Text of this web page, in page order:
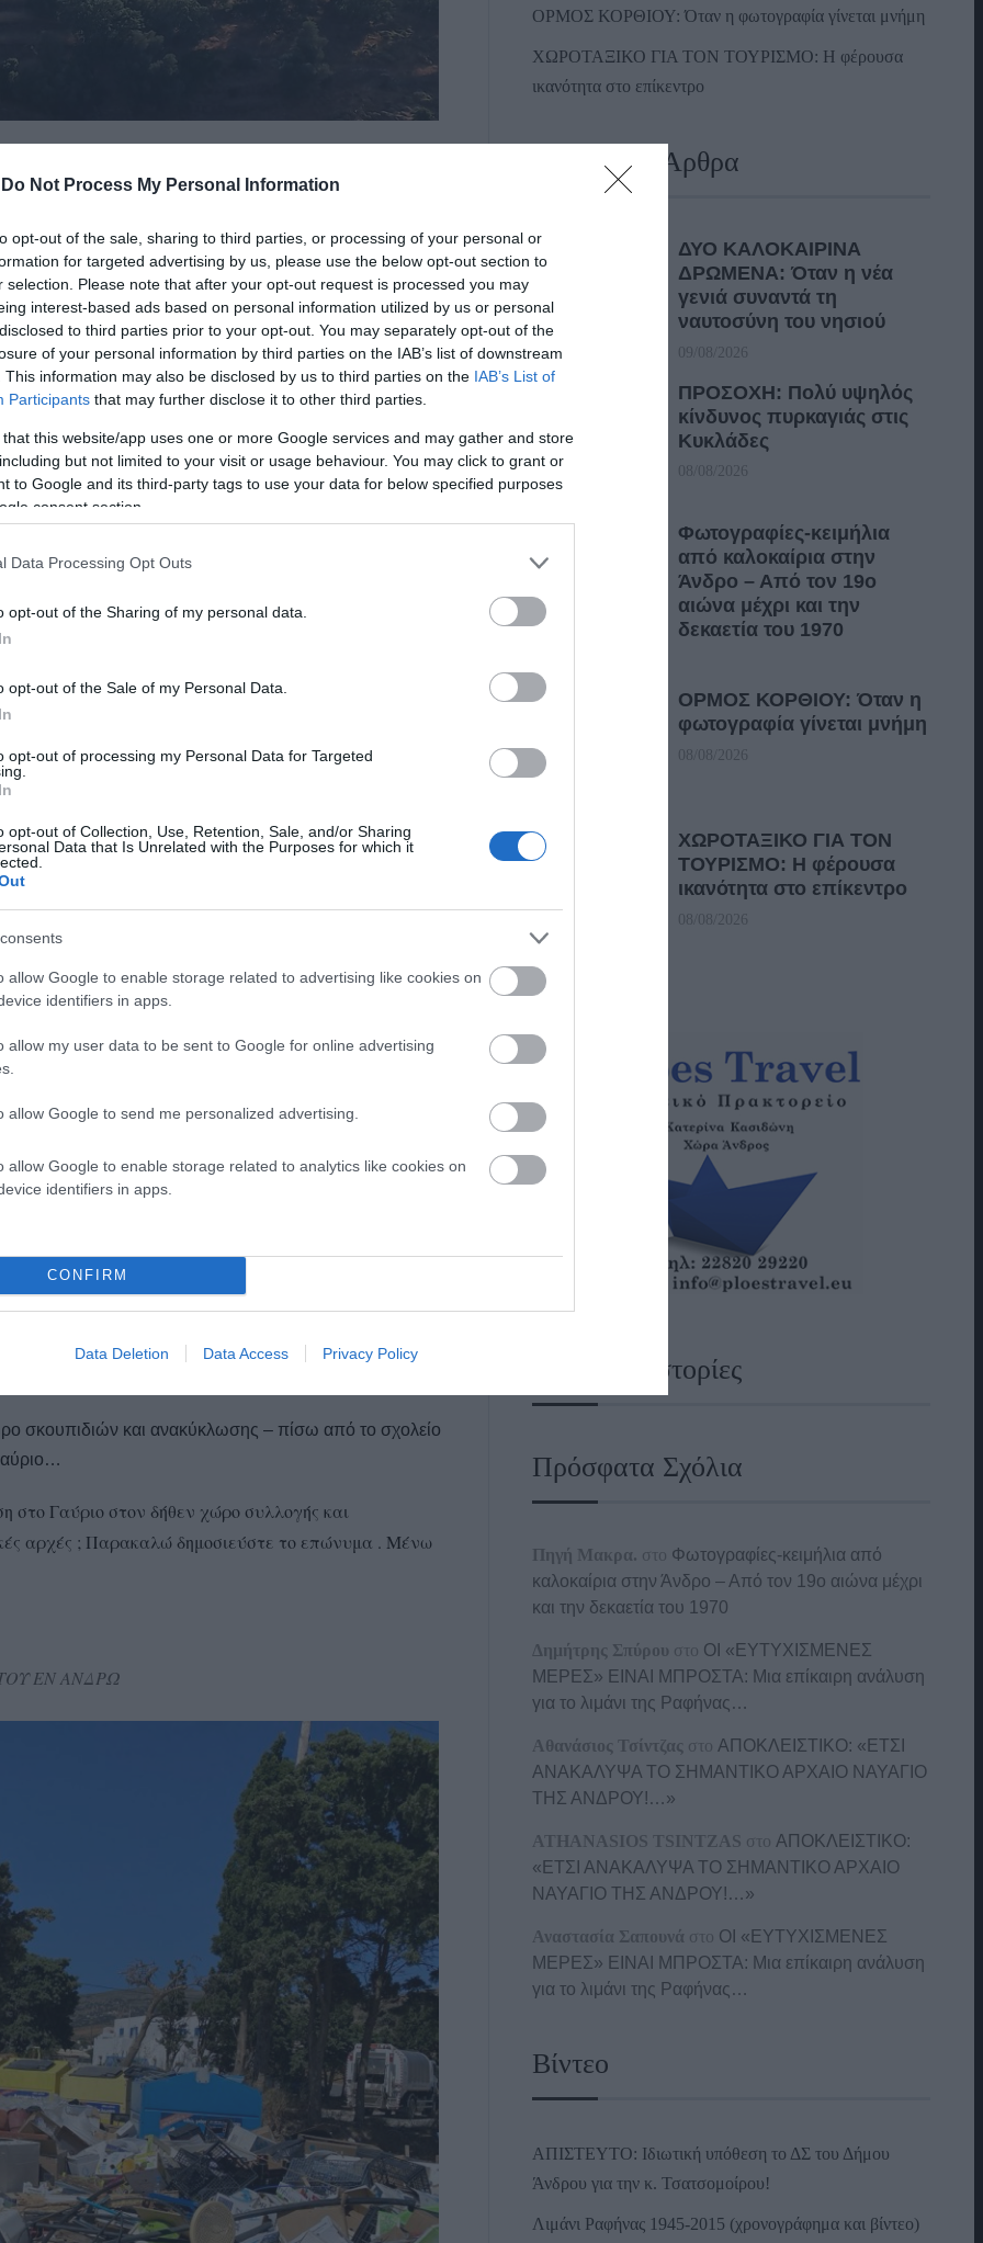
Do Not Process My Personal Information
opt-out of the sale, sharing to third parties, or processing of your personal or
for targeted advertising by us, please use the below opt-out section to
selection. Please note that after your opt-out request is processed you may
interest-based ads based on personal information utilized by us or personal
to third parties prior to your opt-out. You may separately opt-out of the
of your personal information by third parties on the IAB’s list of downstream
This information may also be disclosed by us to third parties on the IAB’s List of
Participants that may further disclose it to other third parties.
that this website/app uses one or more Google services and may gather and store
but not limited to your visit or usage behaviour. You may click to grant or
to Google and its third-party tags to use your data for below specified purposes
consent section.
Data Processing Opt Outs
opt-out of the Sharing of my personal data.
opt-out of the Sale of my Personal Data.
opt-out of processing my Personal Data for Targeted
opt-out of Collection, Use, Retention, Sale, and/or Sharing
Data that Is Unrelated with the Purposes for which it
allow Google to enable storage related to advertising like cookies on
identifiers in apps.
allow my user data to be sent to Google for online advertising
allow Google to send me personalized advertising.
allow Google to enable storage related to analytics like cookies on
identifiers in apps.
CONFIRM
Data Deletion Data Access Privacy Policy
η αναγνώστρια μας το χωριό Σασά στα Πέρα
που δεν φτάνει; Γιατί;
ΝΕΡΟ ΣΤΑ ΣΑΣΑ!!!
Σάσα Άνδρου παίρνω το θάρρος να σας γράψω για
και μερικά χρόνια αντιμετωπίζουμε μεγάλο
το νερό από την πηγή πού βρίσκεται
να πας με τα πόδια με αποτέλεσμα να μένουμε από
φορές παράπονο και εγγράφως στον δήμο και στο
το θέμα μας και να κάνετε ένα ρεπορτάζ-
ΚΑΘΑΡΙΟΤΗΤΑ ΣΤΟ ΓΑΥΡΙΟ!!!
σκουπιδιών και ανακύκλωσης – πίσω από το σχολείο
στο Γαύριο στον δήθεν χώρο συλλογής και
αρχές ; Παρακαλώ δημοσιεύστε το επώνυμα . Μένω
ΕΝ ΑΝΔΡΩ
ΟΡΜΟΣ ΚΟΡΘΙΟΥ: Όταν η φωτογραφία γίνεται μνήμη
ΧΩΡΟΤΑΞΙΚΟ ΓΙΑ ΤΟΝ ΤΟΥΡΙΣΜΟ: Η φέρουσα
ικανότητα στο επίκεντρο
Πρόσφατα Άρθρα
ΔΥΟ ΚΑΛΟΚΑΙΡΙΝΑ
ΔΡΩΜΕΝΑ: Όταν η νέα
γενιά συναντά τη
ναυτοσύνη του νησιού
09/08/2026
ΠΡΟΣΟΧΗ: Πολύ υψηλός
κίνδυνος πυρκαγιάς στις
Κυκλάδες
08/08/2026
Φωτογραφίες-κειμήλια
από καλοκαίρια στην
Άνδρο – Από τον 19ο
αιώνα μέχρι και την
δεκαετία του 1970
ΟΡΜΟΣ ΚΟΡΘΙΟΥ: Όταν η
φωτογραφία γίνεται μνήμη
08/08/2026
ΧΩΡΟΤΑΞΙΚΟ ΓΙΑ ΤΟΝ
ΤΟΥΡΙΣΜΟ: Η φέρουσα
ικανότητα στο επίκεντρο
08/08/2026
Ναυτικές Ιστορίες
Πρόσφατα Σχόλια
Πηγή Μακρα. στο Φωτογραφίες-κειμήλια από
καλοκαίρια στην Άνδρο – Από τον 19ο αιώνα μέχρι
και την δεκαετία του 1970
Δημήτρης Σπύρου στο ΟΙ «ΕΥΤΥΧΙΣΜΕΝΕΣ
ΜΕΡΕΣ» ΕΙΝΑΙ ΜΠΡΟΣΤΑ: Μια επίκαιρη ανάλυση
για το λιμάνι της Ραφήνας…
Αθανάσιος Τσίντζας στοΑΠΟΚΛΕΙΣΤΙΚΟ: «ΕΤΣΙ
ΑΝΑΚΑΛΥΨΑ ΤΟ ΣΗΜΑΝΤΙΚΟ ΑΡΧΑΙΟ ΝΑΥΑΓΙΟ
ΤΗΣ ΑΝΔΡΟΥ!…»
ATHANASIOS TSINTZAS στοΑΠΟΚΛΕΙΣΤΙΚΟ:
«ΕΤΣΙ ΑΝΑΚΑΛΥΨΑ ΤΟ ΣΗΜΑΝΤΙΚΟ ΑΡΧΑΙΟ
ΝΑΥΑΓΙΟ ΤΗΣ ΑΝΔΡΟΥ!…»
Αναστασία Σαπουνά στο ΟΙ «ΕΥΤΥΧΙΣΜΕΝΕΣ
ΜΕΡΕΣ» ΕΙΝΑΙ ΜΠΡΟΣΤΑ: Μια επίκαιρη ανάλυση
για το λιμάνι της Ραφήνας…
Βίντεο
ΑΠΙΣΤΕΥΤΟ: Ιδιωτική υπόθεση το ΔΣ του Δήμου
Άνδρου για την κ. Τσατσομοίρου!
Λιμάνι Ραφήνας 1945-2015 (χρονογράφημα και βίντεο)